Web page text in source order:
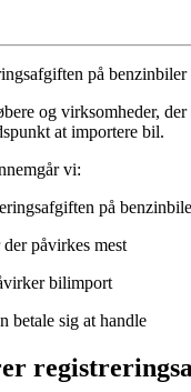
på
og virksomheder,
at importere bil.
vi:
på
påvirkes mest
bilimport
betale sig at handle